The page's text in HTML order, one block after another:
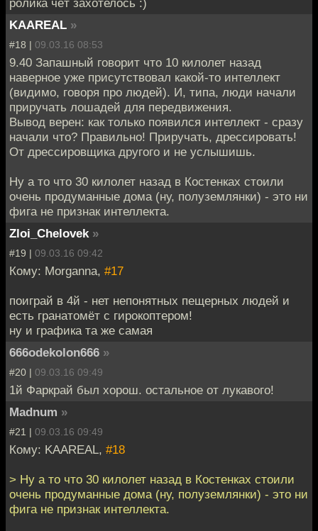
ролика чёт захотелось :)
KAAREAL »
#18 | 09.03.16 08:53
9.40 Запашный говорит что 10 килолет назад
наверное уже присутствовал какой-то интеллект
(видимо, говоря про людей). И, типа, люди начали
приручать лошадей для передвижения.
Вывод верен: как только появился интеллект - сразу
начали что? Правильно! Приручать, дрессировать!
От дрессировщика другого и не услышишь.
Ну а то что 30 килолет назад в Костенках стоили
очень продуманные дома (ну, полуземлянки) - это ни
фига не признак интеллекта.
Zloi_Chelovek »
#19 | 09.03.16 09:42
Кому: Morganna, #17
поиграй в 4й - нет непонятных пещерных людей и
есть гранатомёт с гирокоптером!
ну и графика та же самая
666odekolon666 »
#20 | 09.03.16 09:49
1й Фаркрай был хорош. остальное от лукавого!
Madnum »
#21 | 09.03.16 09:49
Кому: KAAREAL, #18
> Ну а то что 30 килолет назад в Костенках стоили
очень продуманные дома (ну, полуземлянки) - это ни
фига не признак интеллекта.